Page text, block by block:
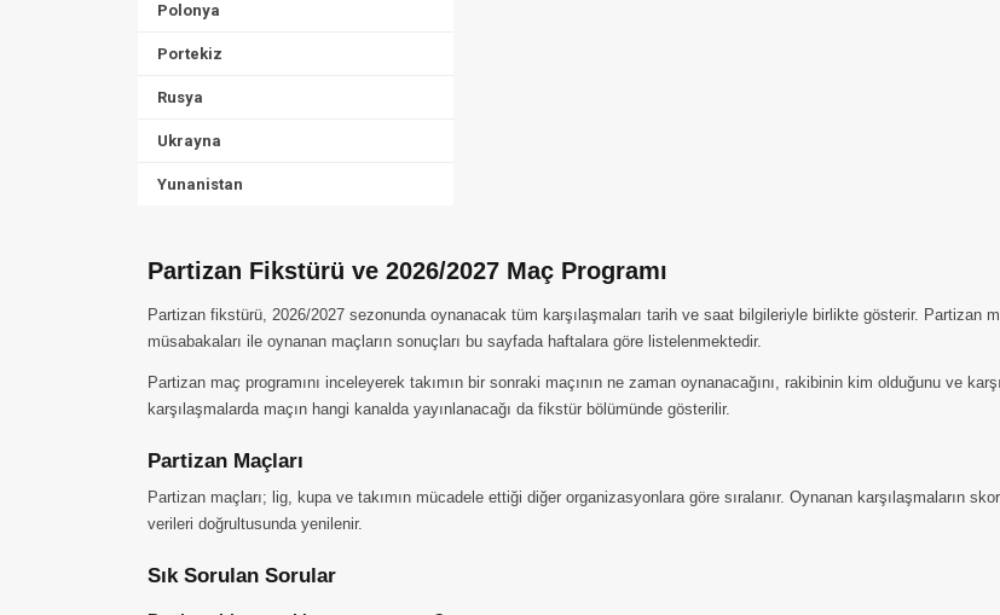
Polonya
Portekiz
Rusya
Ukrayna
Yunanistan
Partizan Fikstürü ve 2026/2027 Maç Programı
Partizan fikstürü, 2026/2027 sezonunda oynanacak tüm karşılaşmaları tarih ve saat bilgileriyle birlikte gösterir. Partizan
müsabakaları ile oynanan maçların sonuçları bu sayfada haftalara göre listelenmektedir.
Partizan maç programını inceleyerek takımın bir sonraki maçının ne zaman oynanacağını, rakibinin kim olduğunu ve
karşılaşmalarda maçın hangi kanalda yayınlanacağı da fikstür bölümünde gösterilir.
Partizan Maçları
Partizan maçları; lig, kupa ve takımın mücadele ettiği diğer organizasyonlara göre sıralanır. Oynanan karşılaşmaların
verileri doğrultusunda yenilenir.
Sık Sorulan Sorular